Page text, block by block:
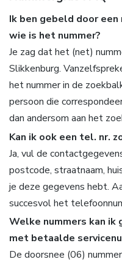
Ik ben gebeld door een
wie is het nummer?
Je zag dat het (net)
Slikkenburg.
het nummer in de
persoon die
dan andersom aan het
Kan ik ook een tel. nr.
Ja, vul de
postcode, straatnaam,
je deze gegevens hebt.
succesvol het
Welke nummers kan
met betaalde
De doorsnee (06)